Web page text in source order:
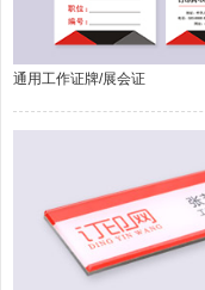
通用工作证牌/展会证